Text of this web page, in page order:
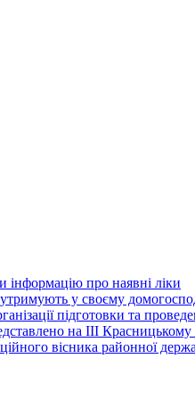
інформацію про наявні ліки
у своєму
підготовки та
на ІІІ
вісника районної